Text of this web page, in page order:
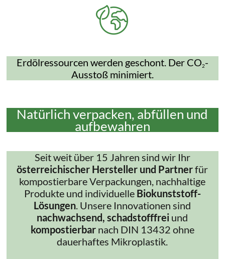
Erdölressourcen werden geschont. Der CO2-
Ausstoß minimiert.
Natürlich verpacken, abfüllen und
aufbewahren
Seit weit über 15 Jahren sind wir Ihr
österreichischer Hersteller und Partnerfür
kompostierbare Verpackungen, nachhaltige
Produkte und individuelle Biokunststoff-
Lösungen. Unsere Innovationen sind
nachwachsend, schadstofffrei und
kompostierbar nach DIN 13432 ohne
dauerhaftes Mikroplastik.